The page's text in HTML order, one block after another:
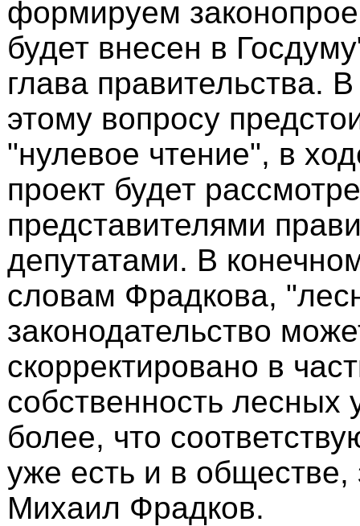
формируем
будет внесен в
глава правительства.
этому вопросу
"нулевое чтение", в
проект будет
представителями
депутатами. В
словам Фрадкова,
законодательство
скорректировано в
собственность лесных
более, что
уже есть и в обществе,
Михаил Фрадков.